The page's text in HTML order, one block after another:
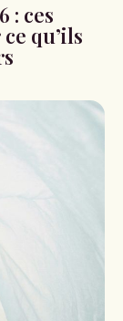
: ces
qu’ils